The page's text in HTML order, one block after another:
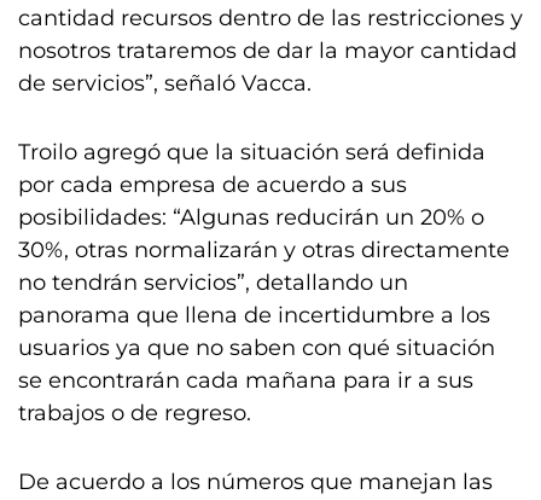
cantidad recursos dentro de las restricciones y
nosotros trataremos de dar la mayor cantidad
de servicios”, señaló Vacca.
Troilo agregó que la situación será definida
por cada empresa de acuerdo a sus
posibilidades: “Algunas reducirán un 20% o
30%, otras normalizarán y otras directamente
no tendrán servicios”, detallando un
panorama que llena de incertidumbre a los
usuarios ya que no saben con qué situación
se encontrarán cada mañana para ir a sus
trabajos o de regreso.
De acuerdo a los números que manejan las